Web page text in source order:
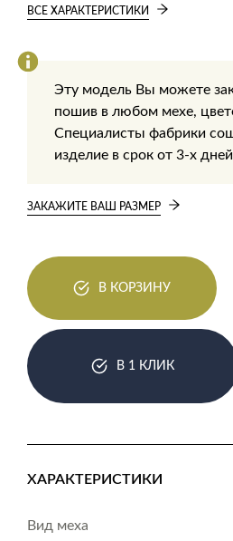
ВСЕ ХАРАКТЕРИСТИКИ
Эту модель Вы можете
пошив в любом мехе,
Специалисты фабрики
изделие в срок от 3-х
ЗАКАЖИТЕ ВАШ РАЗМЕР
В КОРЗИНУ
В 1 КЛИК
ХАРАКТЕРИСТИКИ
Вид меха